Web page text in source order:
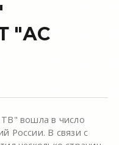
"АС
вошла в число
России. В связи с